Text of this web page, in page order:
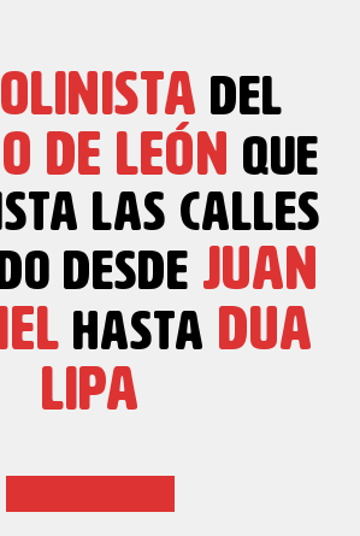
DEL
DE LEÓN QUE
LAS CALLES
DESDE JUAN
HASTA DUA
LIPA